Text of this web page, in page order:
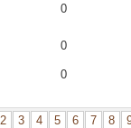
0
0
0
2 3 4 5 6 7 8